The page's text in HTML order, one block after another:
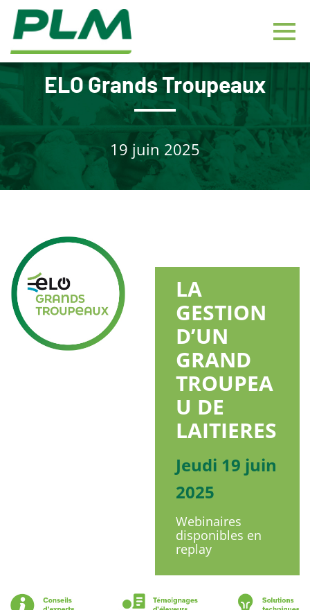
Skip to main content
elo-presse
ELO Grands Troupeaux
19 juin 2025
LA
GESTION
D’UN
GRAND
TROUPEA
U DE
LAITIERES
Jeudi 19 juin
2025
Webinaires
disponibles en
replay
Fuseau horaire détecté